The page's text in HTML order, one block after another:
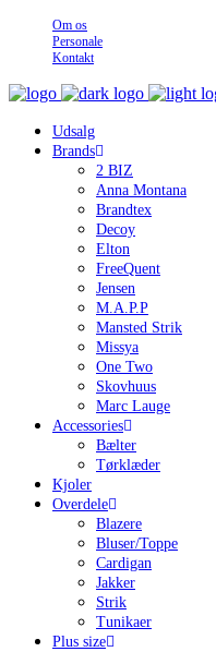
Om os
Personale
Kontakt
Udsalg
Brands
2 BIZ
Anna Montana
Brandtex
Decoy
Elton
FreeQuent
Jensen
M.A.P.P
Mansted Strik
Missya
One Two
Skovhuus
Marc Lauge
Accessories
Bælter
Tørklæder
Kjoler
Overdele
Blazere
Bluser/Toppe
Cardigan
Jakker
Strik
Tunikaer
Plus size